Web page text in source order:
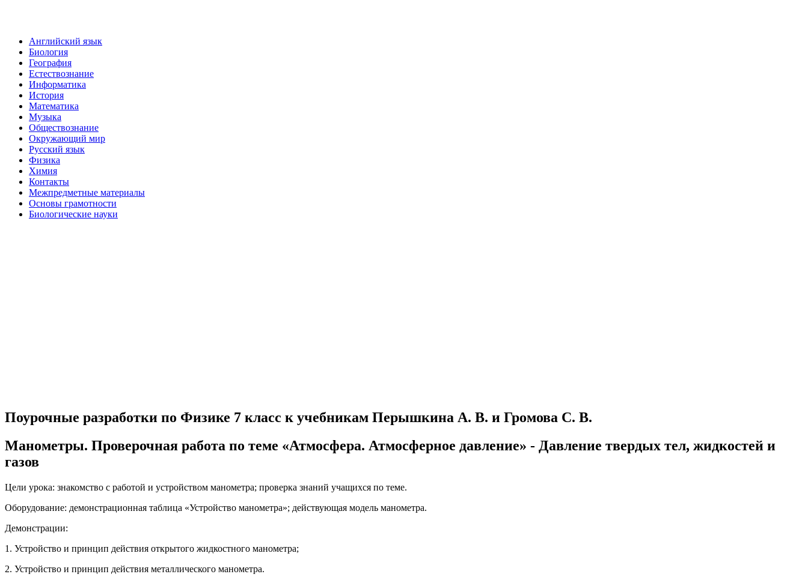
Английский язык
Биология
География
Естествознание
Информатика
История
Математика
Музыка
Обществознание
Окружающий мир
Русский язык
Физика
Химия
Контакты
Межпредметные материалы
Основы грамотности
Биологические науки
Поурочные разработки по Физике 7 класс к учебникам Перышкина А. В. и Громова С. В.
Манометры. Проверочная работа по теме «Атмосфера. Атмосферное давление» - Давление твердых тел, жидкостей и
газов
Цели урока: знакомство с работой и устройством манометра; проверка знаний учащихся по теме.
Оборудование: демонстрационная таблица «Устройство манометра»; действующая модель манометра.
Демонстрации:
1. Устройство и принцип действия открытого жидкостного манометра;
2. Устройство и принцип действия металлического манометра.